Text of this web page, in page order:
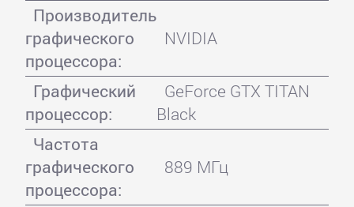
Производитель
графического
процессора:
NVIDIA
Графический
процессор:
GeForce GTX TITAN
Black
Частота
графического
процессора:
889 МГц